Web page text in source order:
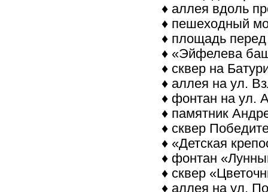
♦ аллея вдоль
♦ пешеходный
♦ площадь
♦ «Эйфелева
♦ сквер на
♦ аллея на ул.
♦ фонтан на ул.
♦ памятник
♦ сквер
♦ «Детская
♦ фонтан
♦ сквер
♦ аллея на ул.